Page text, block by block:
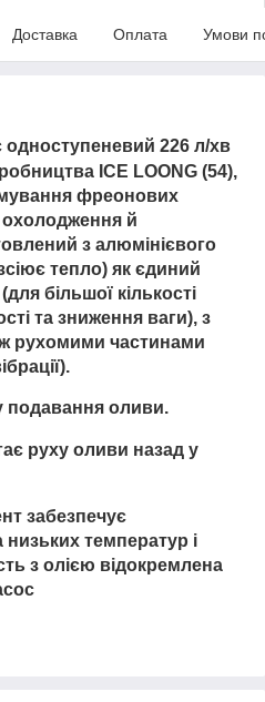
Доставка Оплата Умови
226 л/хв
ICE LOONG (54),
фреонових
охолодження й
з алюмінієвого
тепло) як єдиний
більшої кількості
та зниження ваги), з
рухомими частинами
подавання оливи.
руху оливи назад у
забезпечує
температур і
з олією відокремлена